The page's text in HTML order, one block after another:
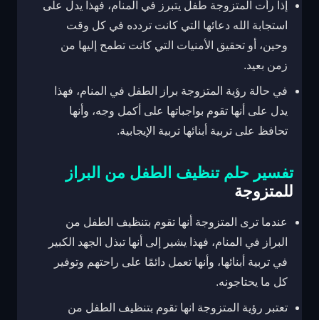
إذا رأت المتزوجة طفل يتبرز في المنام، فهذا يدل على
استجابة الله دعائها التي كانت تردده في كل وقت
وحين، أو تحقيق الأمنيات التي كانت تطمح إليها من
زمن بعيد.
في حالة رؤية المتزوجة براز الطفل في المنام، فهذا
يدل على أنها تقوم بواجباتها على أكمل وجه، وأنها
تحافظ على تربية أبنائها تربية الإيجابية.
تفسير حلم تنظيف الطفل من البراز
للمتزوجة
عندما ترى المتزوجة أنها تقوم بتنظيف الطفل من
البراز في المنام، فهذا يشير إلى أنها تبذل الجهد الكبير
في تربية أبنائها، وأنها تعمل دائمًا على راحتهم وتوفير
كل ما يحتاجونه.
تعتبر رؤية المتزوجة انها تقوم بتنظيف الطفل من